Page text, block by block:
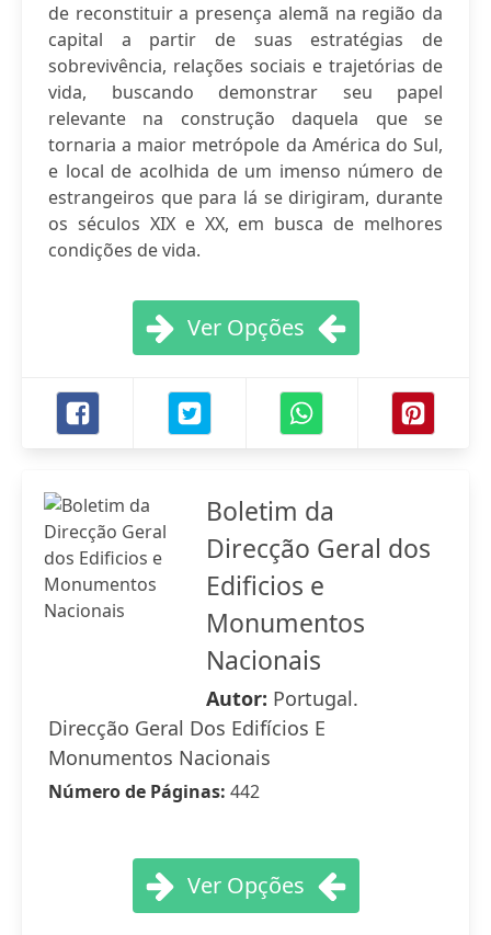
de reconstituir a presença alemã na região da
capital a partir de suas estratégias de
sobrevivência, relações sociais e trajetórias de
vida, buscando demonstrar seu papel
relevante na construção daquela que se
tornaria a maior metrópole da América do Sul,
e local de acolhida de um imenso número de
estrangeiros que para lá se dirigiram, durante
os séculos XIX e XX, em busca de melhores
condições de vida.
Ver Opções
Boletim da
Direcção Geral dos
Edificios e
Monumentos
Nacionais
Autor: Portugal.
Direcção Geral Dos Edifícios E
Monumentos Nacionais
Número de Páginas: 442
Ver Opções